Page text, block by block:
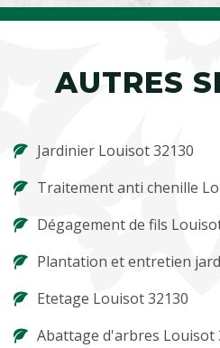
AUTRES
Jardinier Louisot 32130
Traitement anti chenille
Dégagement de fils
Plantation et entretien
Etetage Louisot 32130
Abattage d'arbres Louisot